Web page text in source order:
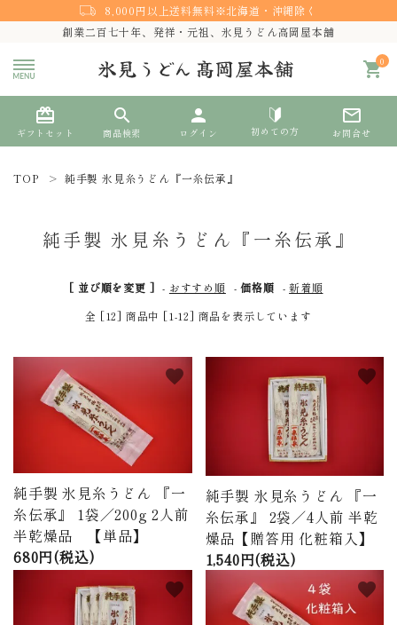
8,000円以上送料無料※北海道・沖縄除く
創業二百七十年、発祥・元祖、氷見うどん高岡屋本舗
0
shopping_cart
card_giftcard
ギフトセット
search
商品検索
person
ログイン 初めての方
mail_outline
お問合せ
ACCOUNT MENU
ログイン person 新規会員登録
商品から探す
ご利用ガイド
プライバシーポリシー
特定商取引法について
TOP 純手製 氷見糸うどん『一糸伝承』
純手製 氷見糸うどん『一糸伝承』
[ 並び順を変更 ] - おすすめ順 -価格順 -新着順
全 [12] 商品中 [1-12] 商品を表示しています
純手製 氷見糸うどん 『一
糸伝承』 1袋／200g 2人前
半乾燥品 【単品】
680円(税込)
favorite
純手製 氷見糸うどん 『一
糸伝承』 2袋／4人前 半乾
燥品【贈答用 化粧箱入】
1,540円(税込)
favorite
favorite favorite